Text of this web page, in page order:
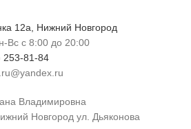
12а, Нижний Новгород
Вс с 8:00 до 20:00
253-81-84
Владимировна
Новгород ул. Дьяконова